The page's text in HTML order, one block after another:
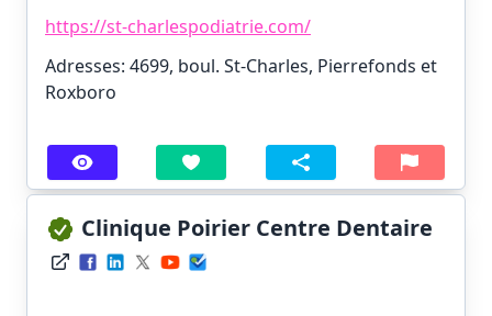
https://st-charlespodiatrie.com/
Adresses: 4699, boul. St-Charles, Pierrefonds et
Roxboro
Clinique Poirier Centre Dentaire